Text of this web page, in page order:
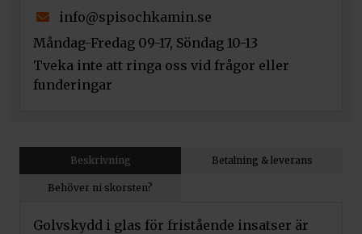
info@spisochkamin.se
Måndag-Fredag 09-17, Söndag 10-13
Tveka inte att ringa oss vid frågor eller
funderingar
Beskrivning Betalning & leverans
Behöver ni skorsten?
Golvskydd i glas för fristående insatser är